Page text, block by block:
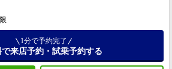
1分で予約完了
で来店予約・試乗予約する